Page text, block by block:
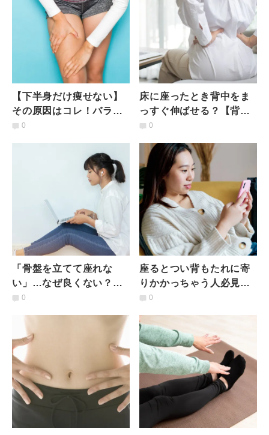
【下半身だけ痩せない】
その原因はコレ！バラン
スが取れた体に仕上げる
0
床に座ったとき背中をま
っすぐ伸ばせる？【背中
が丸まる・骨盤が立たな
サ
0
「骨盤を立てて座れな
い」…なぜ良くない？不
調を呼び込む理由と骨盤
0
座るとつい背もたれに寄
りかかっちゃう人必見！
【骨盤が立つ】エクサ不
0